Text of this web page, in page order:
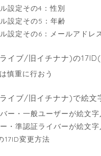
設定その4：性別
設定その5：年齢
設定その6：メールアドレ
イブ/旧イチナナ)の
慎重に行おう
イブ/旧イチナナ)で絵文
ー・一般ユーザーが絵文
・準認証ライバーが絵文
17ID変更方法